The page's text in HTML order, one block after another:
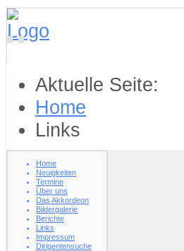
Aktuelle Seite:
Home
Links
Home
Neuigkeiten
Termine
Über uns
Das Akkordeon
Bildergalerie
Berichte
Links
Impressum
Dirigentensuche